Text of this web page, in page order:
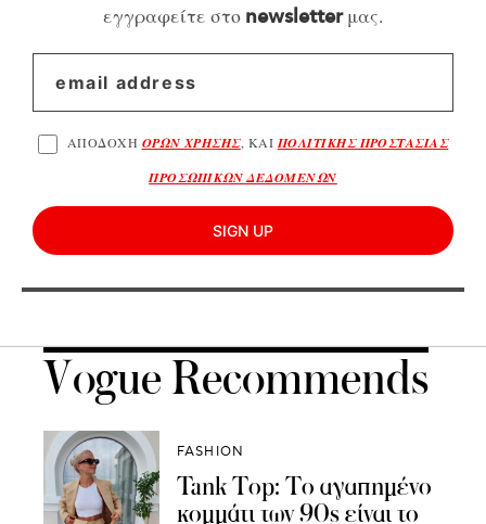
εγγραφείτε στο newsletterμας.
ΑΠΟΔΟΧΗ ΟΡΩΝ ΧΡΗΣΗΣ, ΚΑΙ ΠΟΛΙΤΙΚΗΣ ΠΡΟΣΤΑΣΙΑΣ
ΠΡΟΣΩΠΙΚΩΝ ΔΕΔΟΜΕΝΩΝ
SIGN UP
Vogue Recommends
FASHION
Tank Top: Το αγαπημένο
κομμάτι των 90s είναι το